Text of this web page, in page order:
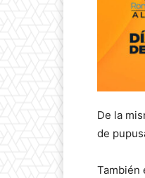
De la
de
También